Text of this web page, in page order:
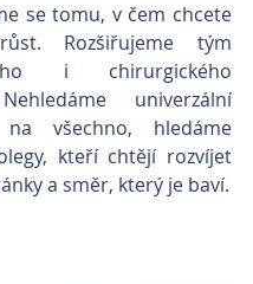
se tomu, v čem chcete
Rozšiřujeme tým
i chirurgického
univerzální
na všechno, hledáme
kteří chtějí rozvíjet
a směr, který je baví.